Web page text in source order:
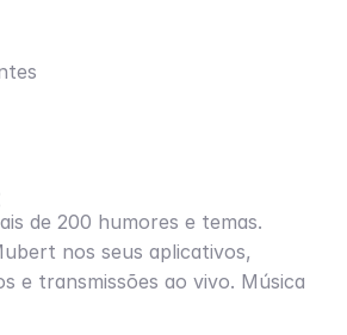
de 200 humores e temas.
nos seus aplicativos,
e transmissões ao vivo. Música